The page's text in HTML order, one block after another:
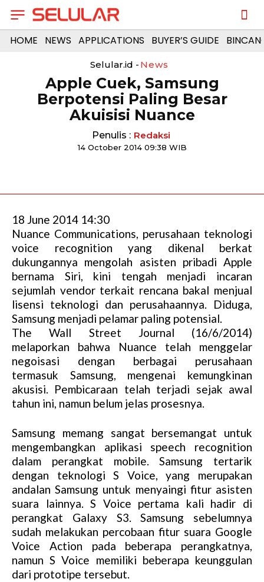
HOME NEWS APPLICATIONS BUYER’S GUIDE
Selular.id - News
Apple Cuek, Samsung
Berpotensi Paling Besar
Akuisisi Nuance
Penulis : Redaksi
14 October 2014 09:38 WIB
18 June 2014 14:30
Nuance Communications, perusahaan teknologi
voice recognition yang dikenal berkat
dukungannya mengolah asisten pribadi Apple
bernama Siri, kini tengah menjadi incaran
sejumlah vendor terkait rencana bakal menjual
lisensi teknologi dan perusahaannya. Diduga,
Samsung menjadi pelamar paling potensial.
The Wall Street Journal (16/6/2014)
melaporkan bahwa Nuance telah menggelar
negoisasi dengan berbagai perusahaan
termasuk Samsung, mengenai kemungkinan
akusisi. Pembicaraan telah terjadi sejak awal
tahun ini, namun belum jelas prosesnya.
Samsung memang sangat bersemangat untuk
mengembangkan aplikasi speech recognition
dalam perangkat mobile. Samsung tertarik
dengan teknologi S Voice, yang merupakan
andalan Samsung untuk menyaingi fitur asisten
suara lainnya. S Voice pertama kali hadir di
perangkat Galaxy S3. Samsung sebelumnya
sudah melakukan percobaan fitur suara Google
Voice Action pada beberapa perangkatnya,
namun S Voice memiliki beberapa keunggulan
dari prototipe tersebut.